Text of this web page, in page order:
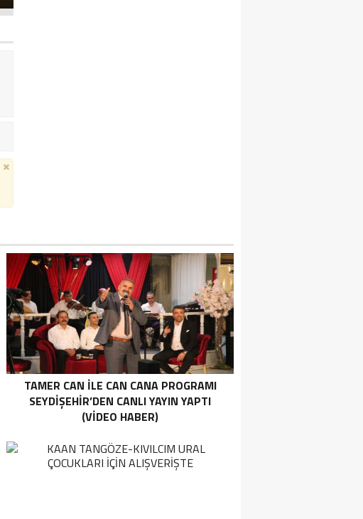
TAMER CAN İLE CAN CANA PROGRAMI
SEYDIŞEHIR’DEN CANLI YAYIN YAPTI
(VIDEO HABER)